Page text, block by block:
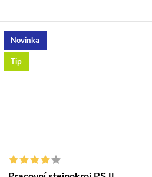
Novinka
Tip